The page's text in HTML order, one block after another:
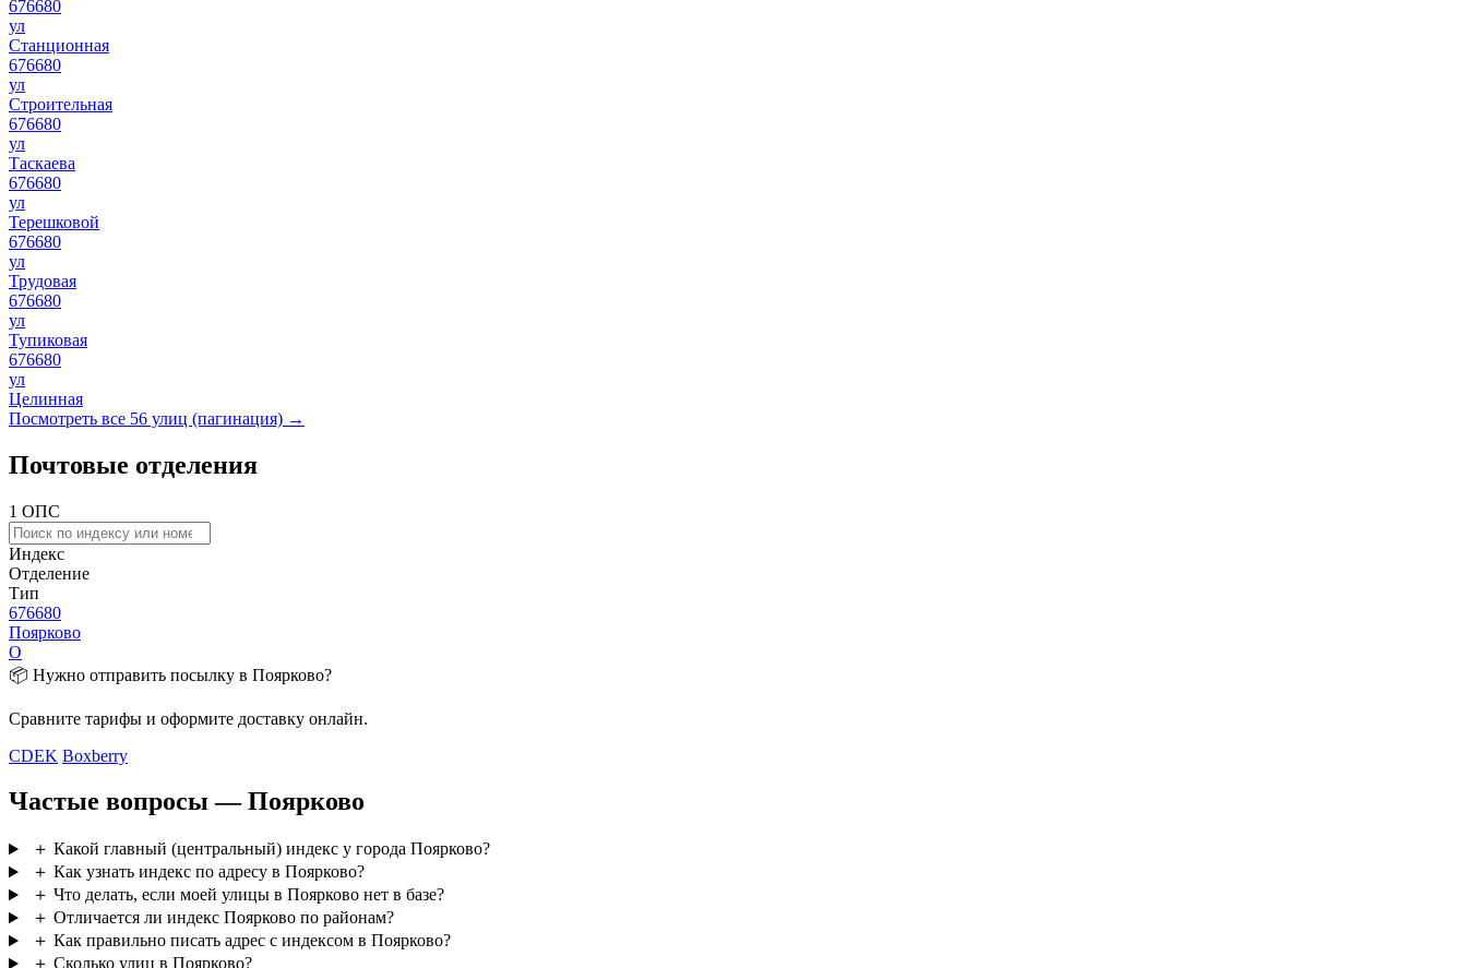
676680
ул
Станционная
676680
ул
Строительная
676680
ул
Таскаева
676680
ул
Терешковой
676680
ул
Трудовая
676680
ул
Тупиковая
676680
ул
Целинная
Посмотреть все 56 улиц (пагинация) →
Почтовые отделения
1 ОПС
Индекс
Отделение
Тип
676680
Поярково
О
📦 Нужно отправить посылку в Поярково?
Сравните тарифы и оформите доставку онлайн.
CDEK Boxberry
Частые вопросы — Поярково
＋ Какой главный (центральный) индекс у города Поярково?
＋ Как узнать индекс по адресу в Поярково?
＋ Что делать, если моей улицы в Поярково нет в базе?
＋ Отличается ли индекс Поярково по районам?
＋ Как правильно писать адрес с индексом в Поярково?
＋ Сколько улиц в Поярково?